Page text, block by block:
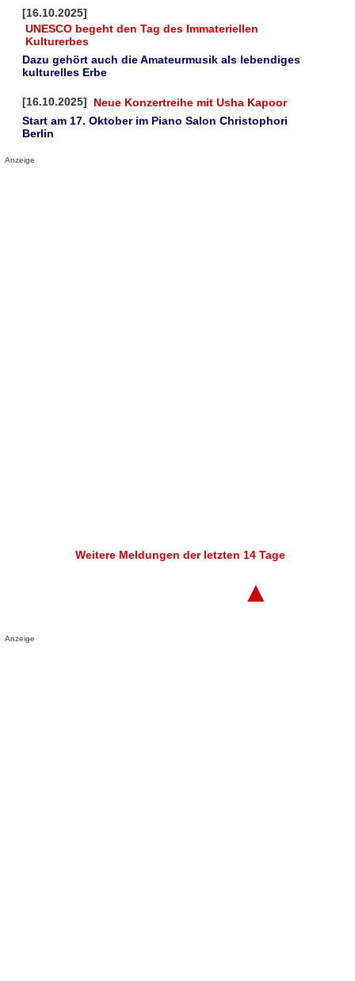
[16.10.2025]
UNESCO begeht den Tag des Immateriellen
Kulturerbes
Dazu gehört auch die Amateurmusik als lebendiges
kulturelles Erbe
[16.10.2025]
Neue Konzertreihe mit Usha Kapoor
Start am 17. Oktober im Piano Salon Christophori
Berlin
Anzeige
Weitere Meldungen der letzten 14 Tage
▲
Anzeige